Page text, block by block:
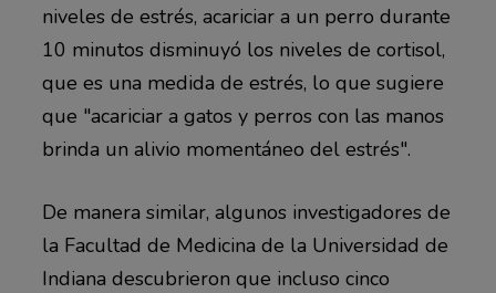
niveles de estrés, acariciar a un perro durante
10 minutos disminuyó los niveles de cortisol,
que es una medida de estrés, lo que sugiere
que "acariciar a gatos y perros con las manos
brinda un alivio momentáneo del estrés".
De manera similar, algunos investigadores de
la Facultad de Medicina de la Universidad de
Indiana descubrieron que incluso cinco